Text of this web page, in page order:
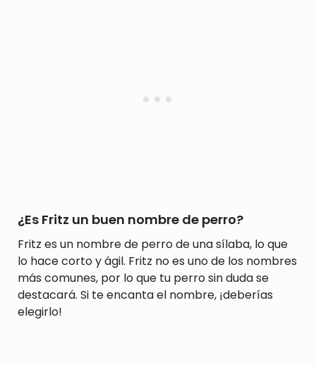
¿Es Fritz un buen nombre de perro?
Fritz es un nombre de perro de una sílaba, lo que
lo hace corto y ágil. Fritz no es uno de los nombres
más comunes, por lo que tu perro sin duda se
destacará. Si te encanta el nombre, ¡deberías
elegirlo!